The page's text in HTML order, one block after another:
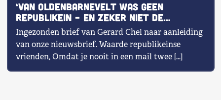
‘Van Oldenbarnevelt was geen
republikein – en zeker niet de
grootste’
Ingezonden brief van Gerard Chel naar aanleiding
van onze nieuwsbrief. Waarde republikeinse
vrienden, Omdat je nooit in een mail twee […]